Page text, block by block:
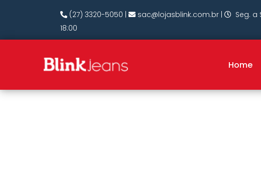
(27) 3320-5050 sac@lojasblink.com.br
Seg. a
18:00
Home